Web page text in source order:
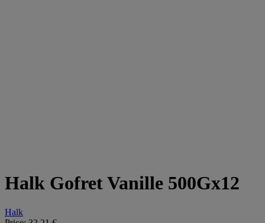
Halk Gofret Vanille 500Gx12
Halk